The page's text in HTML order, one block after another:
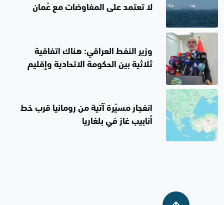
لا تعتمد على المفاوضات مع عُمان
وزير النفط العراقي: هناك اتفاقية
ثلاثية بين الحكومة الاتحادية وإقليم
انفجار مسيّرة آتية من رومانيا قرب خط
أنابيب غاز في بلغاريا